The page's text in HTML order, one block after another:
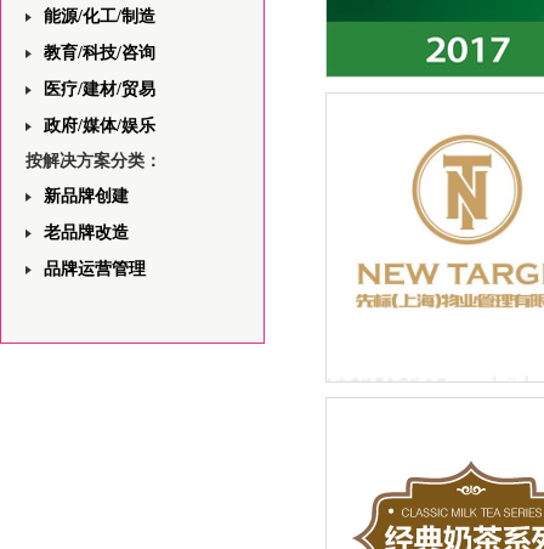
能源/化工/制造
教育/科技/咨询
医疗/建材/贸易
政府/媒体/娱乐
按解决方案分类：
新品牌创建
老品牌改造
品牌运营管理
飞利浦一站式安防领域解
先标（上海）物业管理有